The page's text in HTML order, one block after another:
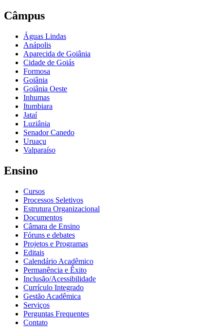
Câmpus
Águas Lindas
Anápolis
Aparecida de Goiânia
Cidade de Goiás
Formosa
Goiânia
Goiânia Oeste
Inhumas
Itumbiara
Jataí
Luziânia
Senador Canedo
Uruaçu
Valparaíso
Ensino
Cursos
Processos Seletivos
Estrutura Organizacional
Documentos
Câmara de Ensino
Fóruns e debates
Projetos e Programas
Editais
Calendário Acadêmico
Permanência e Êxito
Inclusão/Acessibilidade
Currículo Integrado
Gestão Acadêmica
Serviços
Perguntas Frequentes
Contato